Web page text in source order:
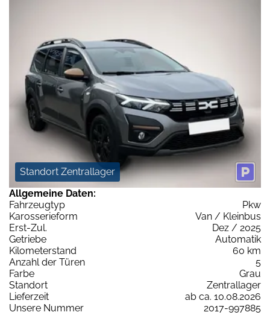
Standort Zentrallager
Allgemeine Daten:
Fahrzeugtyp
Pkw
Karosserieform
Van / Kleinbus
Erst-Zul.
Dez / 2025
Getriebe
Automatik
Kilometerstand
60 km
Anzahl der Türen
5
Farbe
Grau
Standort
Zentrallager
Lieferzeit
ab ca. 10.08.2026
Unsere Nummer
2017-997885